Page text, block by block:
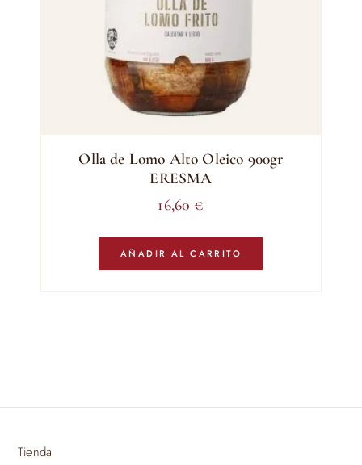
Olla de Lomo Alto Oleico 900gr
ERESMA
16,60 €
AÑADIR AL CARRITO
Tienda